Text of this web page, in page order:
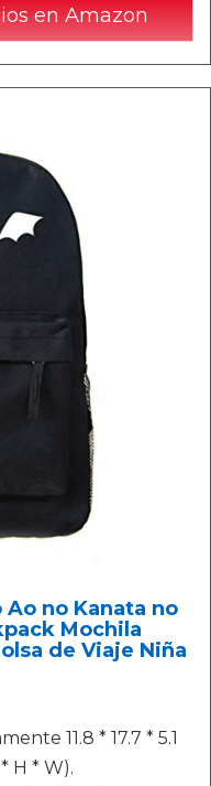
en Amazon
Ao no Kanata no
Mochila
de Viaje Niña
11.8 * 17.7 * 5.1
H * W).